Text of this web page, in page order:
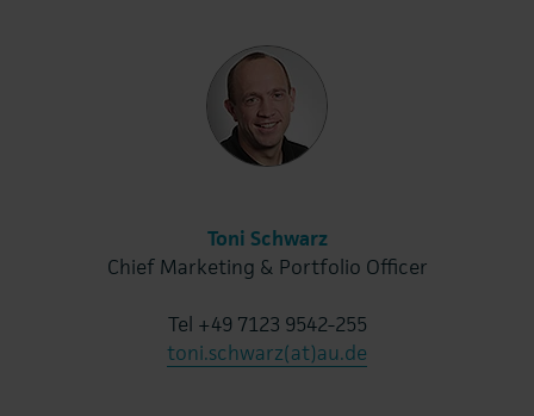
Toni Schwarz
Chief Marketing & Portfolio Officer
Tel +49 7123 9542-255
toni.schwarz(at)au.de